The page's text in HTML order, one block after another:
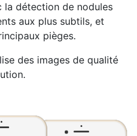
la détection de nodules
aux plus subtils, et
pièges.
des images de qualité